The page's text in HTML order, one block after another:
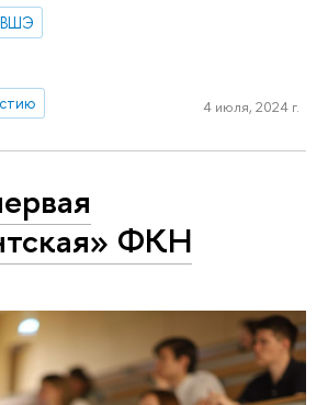
ВШЭ
4 июля, 2024 г.
ФКН